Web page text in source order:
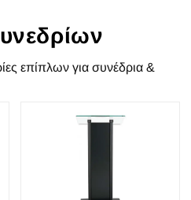
επίπλων για συνέδρια &